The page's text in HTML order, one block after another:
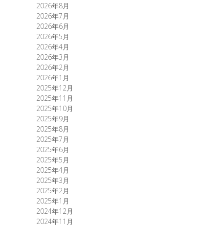
2026年8月
2026年7月
2026年6月
2026年5月
2026年4月
2026年3月
2026年2月
2026年1月
2025年12月
2025年11月
2025年10月
2025年9月
2025年8月
2025年7月
2025年6月
2025年5月
2025年4月
2025年3月
2025年2月
2025年1月
2024年12月
2024年11月